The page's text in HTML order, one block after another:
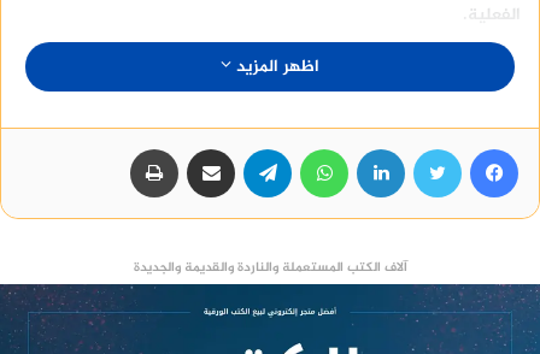
الفعلية.
اظهر المزيد
آلاف الكتب المستعملة والناردة والقديمة والجديدة